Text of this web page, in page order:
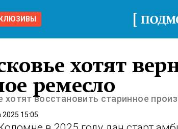
хотят
ремесло
хотят восстановить старинное
2025 15:05